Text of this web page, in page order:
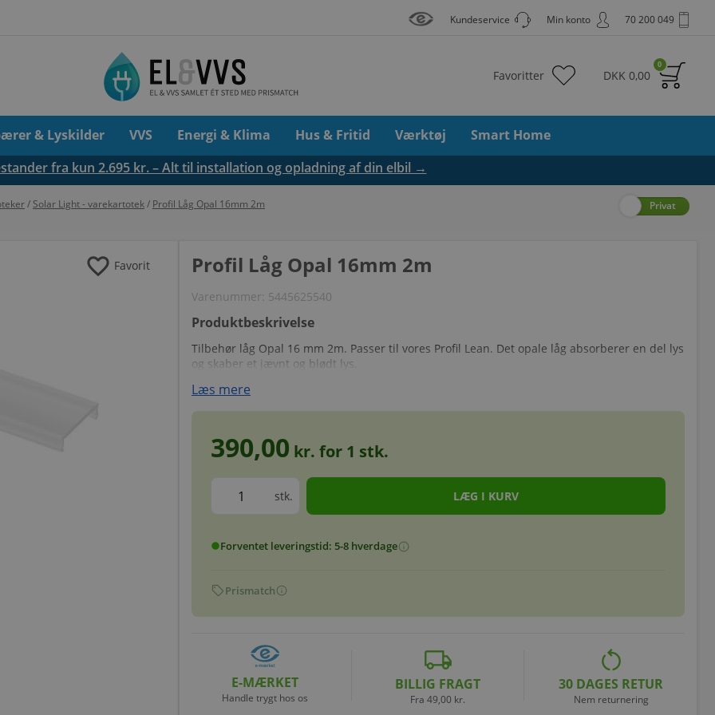
70 200 049
Min konto
Kundeservice
0
DKK 0,00
Favoritter
& Lyskilder VVS Energi & Klima Hus & Fritid Værktøj
Smart Home
fra kun 2.695 kr. – Alt til installation og opladning af din elbil →
/ Solar Light - varekartotek/ Profil Låg Opal 16mm 2m Privat
favorite Favorit Profil Låg Opal 16mm 2m
Varenummer: 5445625540
Produktbeskrivelse
Tilbehør låg Opal 16 mm 2m. Passer til vores Profil Lean. Det opale låg absorberer en del lys
og skaber et jævnt og blødt lys.
Læs mere
390,00 kr. for 1 stk.
stk.
circleForventet leveringstid: 5-8 hverdageinfo
sellPrismatchinfo
E-MÆRKET
Handle trygt hos os
local_shipping
BILLIG FRAGT
Fra 49,00 kr.
restart_alt
30 DAGES RETUR
Nem returnering